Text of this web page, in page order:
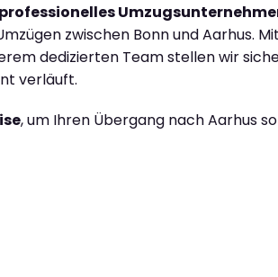
professionelles
zwischen Bonn und Aarhus.
dedizierten Team stellen wir
verläuft.
, um Ihren Übergang nach Aarhus